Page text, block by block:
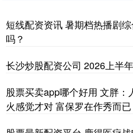
短线配资资讯 暑期档热播剧
吗？
长沙炒股配资公司 2026上半
股票买卖app哪个好用 文胖
火感觉才对 富保罗在作秀而已